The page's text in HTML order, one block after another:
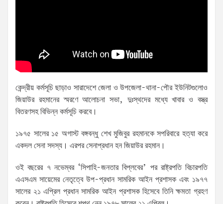
কেন্দ্রীয় কর্মসূচি ছাড়াও সারাদেশে জেলা ও উপজেলা-থানা-পৌর ইউনিটগুলোও
জিয়াউর রহমানের স্মরণে আলোচনা সভা, দুঃস্থদের মধ্যে খাবার ও বস্ত্র
বিতরণসহ বিভিন্ন কর্মসূচি করবে।
১৯৭৫ সালের ১৫ অগাস্ট বঙ্গবন্ধু শেখ মুজিবুর রহমানকে সপরিবারে হত্যা করে
একদল সেনা সদস্য। এরপর সেনাপ্রধান হন জিয়াউর রহমান।
ওই বছরের ৭ নভেম্বর ‘সিপাহি-জনতার বিপ্লবের’ পর রাষ্ট্রপতি বিচারপতি
এএসএম সায়েমের নেতৃত্বে উপ-প্রধান সামরিক আইন প্রশাসক এবং ১৯৭৭
সালের ২১ এপ্রিল প্রধান সামরিক আইন প্রশাসক হিসেবে তিনি ক্ষমতা গ্রহণ